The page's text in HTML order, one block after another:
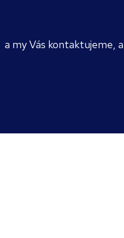
a my Vás kontaktujeme,